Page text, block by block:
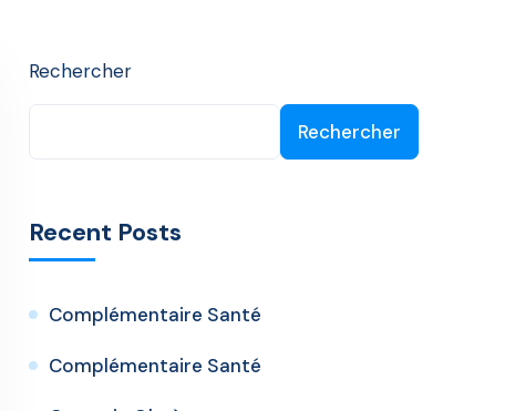
Rechercher
Rechercher
Recent Posts
Complémentaire Santé
Complémentaire Santé